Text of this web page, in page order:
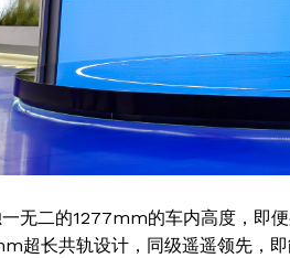
一无二的1277mm的车内高度，即
超长共轨设计，同级遥遥领先，